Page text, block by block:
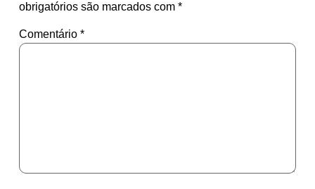
obrigatórios são marcados com *
Comentário *